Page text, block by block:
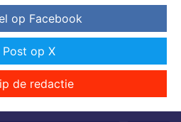
op Facebook
Post op X
de redactie